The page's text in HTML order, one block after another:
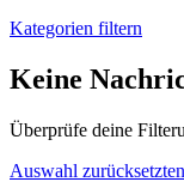
Kategorien filtern
Keine
Überprüfe deine
Auswahl zurücksetzten